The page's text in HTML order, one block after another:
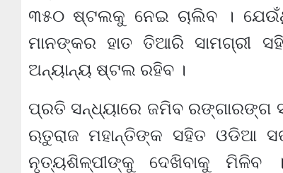
୩୫୦ ଷ୍ଟଲକୁ ନେଇ ଚାଲିବ ।
ମାନଙ୍କର ହାତ ତିଆରି ସାମଗ୍ରୀ
ଅନ୍ୟାନ୍ୟ ଷ୍ଟଲ ରହିବ ।
ପ୍ରତି ସନ୍ଧ୍ୟାରେ ଜମିବ ରଙ୍ଗାରଙ୍ଗ
ଋତୁରାଜ ମହାନ୍ତିଙ୍କ ସହିତ ଓଡିଆ
ନୃତ୍ୟଶିଳ୍ପୀଙ୍କୁ ଦେଖିବାକୁ